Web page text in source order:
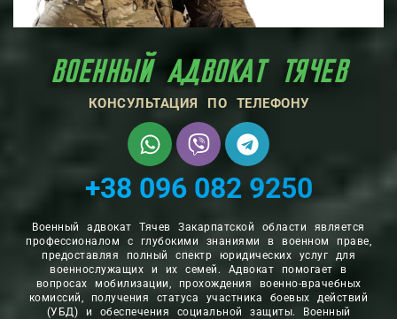
ВОЕННЫЙ АДВОКАТ ТЯЧЕВ
КОНСУЛЬТАЦИЯ ПО ТЕЛЕФОНУ
+38 096 082 9250
Военный адвокат Тячев Закарпатской области является
профессионалом с глубокими знаниями в военном праве,
предоставляя полный спектр юридических услуг для
военнослужащих и их семей. Адвокат помогает в
вопросах мобилизации, прохождения военно-врачебных
комиссий, получения статуса участника боевых действий
(УБД) и обеспечения социальной защиты. Военный